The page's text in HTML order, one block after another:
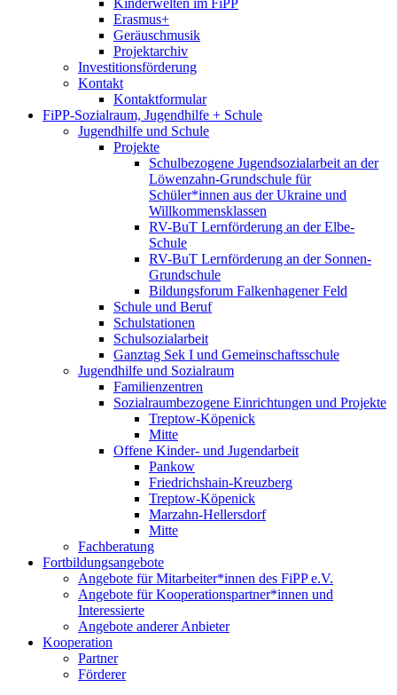
Erasmus+
Geräuschmusik
Projektarchiv
Investitionsförderung
Kontakt
Kontaktformular
FiPP-Sozialraum, Jugendhilfe + Schule
Jugendhilfe und Schule
Projekte
Schulbezogene Jugendsozialarbeit an der
Löwenzahn-Grundschule für
Schüler*innen aus der Ukraine und
Willkommensklassen
RV-BuT Lernförderung an der Elbe-
Schule
RV-BuT Lernförderung an der Sonnen-
Grundschule
Bildungsforum Falkenhagener Feld
Schule und Beruf
Schulstationen
Schulsozialarbeit
Ganztag Sek I und Gemeinschaftsschule
Jugendhilfe und Sozialraum
Familienzentren
Sozialraumbezogene Einrichtungen und Projekte
Treptow-Köpenick
Mitte
Offene Kinder- und Jugendarbeit
Pankow
Friedrichshain-Kreuzberg
Treptow-Köpenick
Marzahn-Hellersdorf
Mitte
Fachberatung
Fortbildungsangebote
Angebote für Mitarbeiter*innen des FiPP e.V.
Angebote für Kooperationspartner*innen und
Interessierte
Angebote anderer Anbieter
Kooperation
Partner
Förderer